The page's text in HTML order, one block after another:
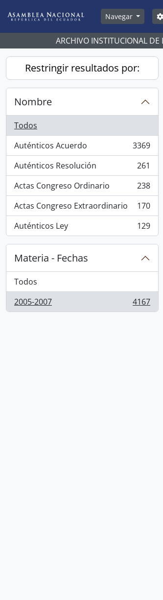
Navegar
ARCHIVO INSTITUCIONAL
Restringir resultados por:
Nombre
Todos
Auténticos Acuerdo
, 3369 resultados
3369
Auténticos Resolución
, 261 resultados
261
Actas Congreso Ordinario
, 238 resultados
238
Actas Congreso Extraordinario
, 170 resultados
170
Auténticos Ley
, 129 resultados 129
Materia - Fechas
Todos
2005-2007
, 4167 resultados 4167